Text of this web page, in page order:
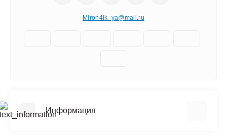
Miron4ik_ya@mail.ru
Информация